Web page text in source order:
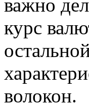
важно
курс
волокон.